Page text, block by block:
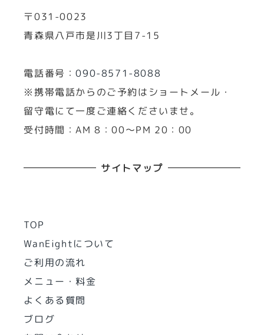
〒031-0023
青森県八戸市是川3丁目7-15
電話番号：090-8571-8088
※携帯電話からのご予約はショートメール・
留守電にて一度ご連絡くださいませ。
受付時間：AM 8：00～PM 20：00
サイトマップ
TOP
WanEightについて
ご利用の流れ
メニュー・料金
よくある質問
ブログ